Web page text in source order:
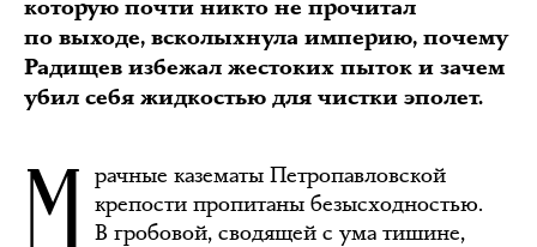
которую почти никто не прочитал
по выходе, всколыхнула империю, почему
Радищев избежал жестоких пыток и зачем
убил себя жидкостью для чистки эполет.
рачные казематы Петропавловской
крепости пропитаны безысходностью.
В гробовой, сводящей с ума тишине,